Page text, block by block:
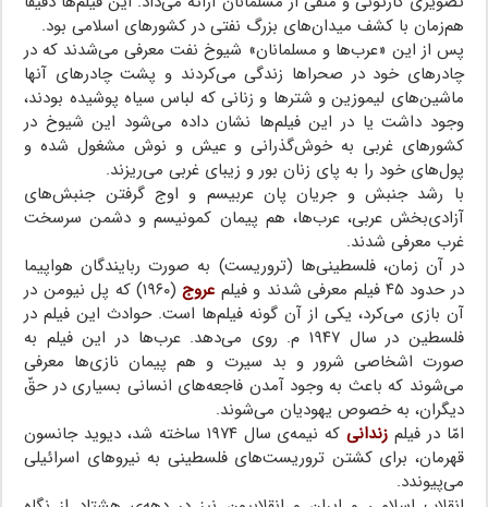
هم‌زمان با کشف میدان‌های بزرگ نفتی در کشورهای اسلامی بود.
پس از این «عرب‌ها و مسلمانان» شیوخ نفت معرفی می‌شدند که در
چادرهای خود در صحراها زندگی می‌کردند و پشت چادرهای آنها
ماشین‌های لیموزین و شترها و زنانی که لباس سیاه پوشیده بودند،
وجود داشت یا در این فیلم‌ها نشان داده می‌شود این شیوخ در
کشورهای غربی به خوش‌گذرانی و عیش و نوش مشغول شده و
پول‌های خود را به پای زنان بور و زیبای غربی می‌ریزند.
با رشد جنبش و جریان پان عربیسم و اوج گرفتن جنبش‌های
آزادی‌بخش عربی، عرب‌ها، هم پیمان کمونیسم و دشمن سرسخت
غرب معرفی شدند.
در آن زمان، فلسطینی‌ها (تروریست) به صورت ربایندگان هواپیما
در حدود ۴۵ فیلم معرفی شدند و فیلم
عروج
(۱۹۶۰) که پل نیومن در
آن بازی می‌کرد، یکی از آن گونه فیلم‌ها است. حوادث این فیلم در
فلسطین در سال ۱۹۴۷ م. روی می‌دهد. عرب‌ها در این فیلم به
صورت اشخاصی شرور و بد سیرت و هم پیمان نازی‌ها معرفی
می‌شوند که باعث به وجود آمدن فاجعه‌های انسانی بسیاری در حقّ
دیگران، به خصوص یهودیان می‌شوند.
امّا در فیلم زندانی
که نیمه‌ی سال ۱۹۷۴ ساخته شد، دیوید جانسون
قهرمان، برای کشتن تروریست‌های فلسطینی به نیروهای اسرائیلی
می‌پیوندد.